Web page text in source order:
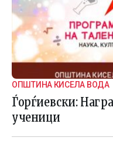
ОПШТИНА КИСЕЛА ВОДА
Ѓорѓиевски:
ученици